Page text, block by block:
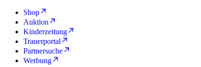
Shop
Auktion
Kinderzeitung
Trauerportal
Partnersuche
Werbung